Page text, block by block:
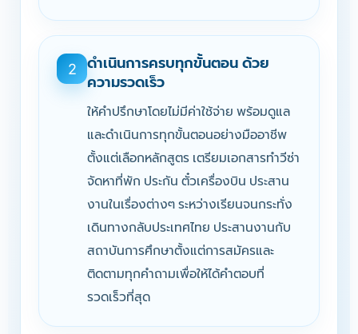
2
ดำเนินการครบทุกขั้นตอน ด้วย
ความรวดเร็ว
ให้คำปรึกษาโดยไม่มีค่าใช้จ่าย พร้อมดูแล
และดำเนินการทุกขั้นตอนอย่างมืออาชีพ
ตั้งแต่เลือกหลักสูตร เตรียมเอกสารทำวีซ่า
จัดหาที่พัก ประกัน ตั๋วเครื่องบิน ประสาน
งานในเรื่องต่างๆ ระหว่างเรียนจนกระทั่ง
เดินทางกลับประเทศไทย ประสานงานกับ
สถาบันการศึกษาตั้งแต่การสมัครและ
ติดตามทุกคำถามเพื่อให้ได้คำตอบที่
รวดเร็วที่สุด